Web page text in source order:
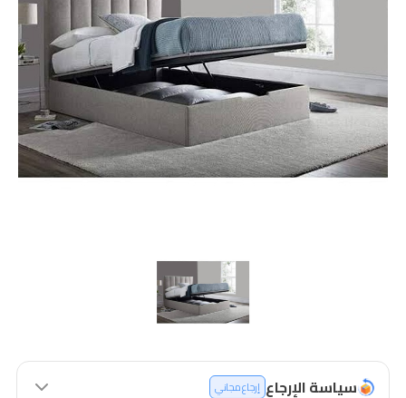
سياسة الإرجاع إرجاع مجاني